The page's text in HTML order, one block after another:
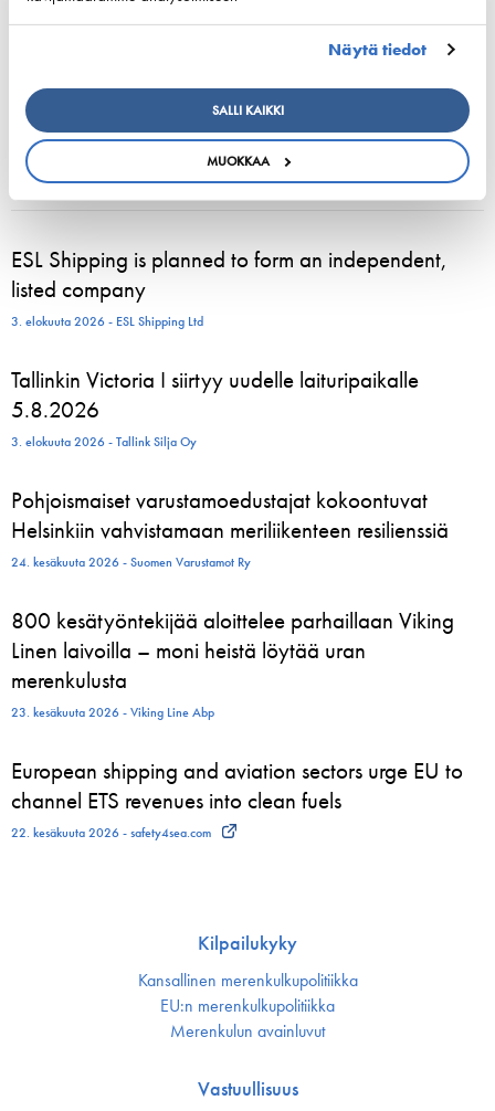
Näytä tiedot
SALLI KAIKKI
MUOKKAA
Mats Björkendahl
Erityisasiantuntija, Merenkulun ympäristöasiat ja alustekniikka
Mats Björkendahl toimii merenkulun ympäristöasioiden ja
alustekniikan erityisasiantuntijana. Puhelin: +358 400 665 228,
sähköposti: mats.bjorkendahl@shipowners.fi
ESL Shipping is planned to form an independent,
listed company
3. elokuuta 2026 - ESL Shipping Ltd
Tallinkin Victoria I siirtyy uudelle laituripaikalle
5.8.2026
3. elokuuta 2026 - Tallink Silja Oy
Pohjoismaiset varustamoedustajat kokoontuvat
Helsinkiin vahvistamaan meriliikenteen resilienssiä
24. kesäkuuta 2026 - Suomen Varustamot Ry
800 kesätyöntekijää aloittelee parhaillaan Viking
Linen laivoilla – moni heistä löytää uran
merenkulusta
23. kesäkuuta 2026 - Viking Line Abp
European shipping and aviation sectors urge EU to
channel ETS revenues into clean fuels
22. kesäkuuta 2026 - safety4sea.com
Kilpailukyky
Kansallinen merenkulku­politiikka
EU:n merenkulku­politiikka
Merenkulun avainluvut
Vastuullisuus